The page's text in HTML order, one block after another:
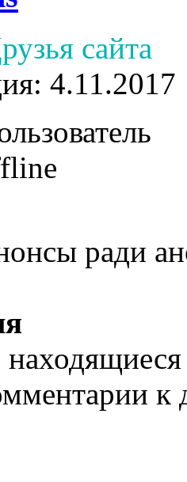
сайта
4.11.2017
ради